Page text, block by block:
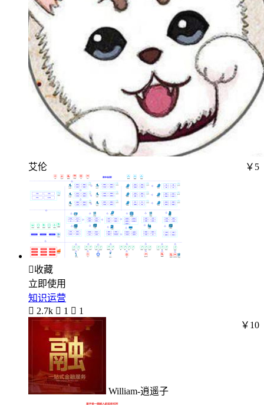
艾伦 ￥5
收藏
立即使用
知识运营
 2.7k  1  1
William-逍遥子
￥10